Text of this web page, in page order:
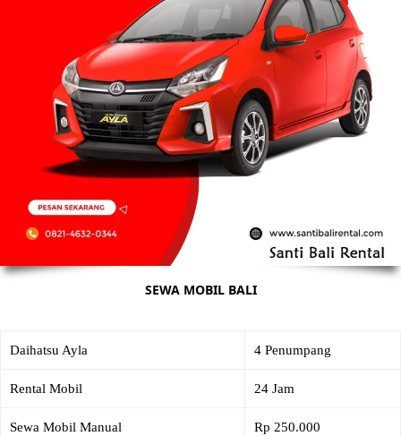
SEWA MOBIL BALI
Daihatsu Ayla 4 Penumpang
Rental Mobil 24 Jam
Sewa Mobil Manual Rp 250.000